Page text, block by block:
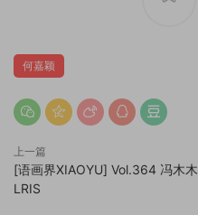
何嘉颖
上一篇
[语画界XIAOYU] Vol.364 冯木木
LRIS